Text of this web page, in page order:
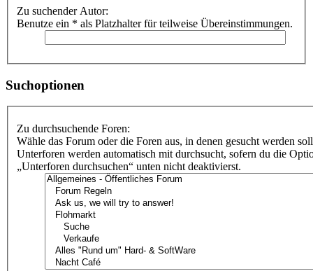
Zu suchender Autor:
Benutze ein * als Platzhalter für teilweise Übereinstimmungen.
Suchoptionen
Zu durchsuchende Foren:
Wähle das Forum oder die Foren aus, in denen gesucht werden
Unterforen werden automatisch mit durchsucht, sofern du die
„Unterforen durchsuchen“ unten nicht deaktivierst.